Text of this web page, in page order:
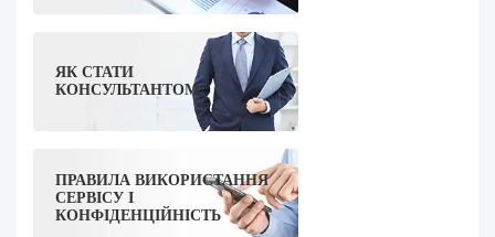
ЯК СТАТИ
КОНСУЛЬТАНТОМ
ПРАВИЛА ВИКОРИСТАННЯ
СЕРВІСУ І
КОНФІДЕНЦІЙНІСТЬ